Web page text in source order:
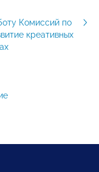
Комиссий по
креативных